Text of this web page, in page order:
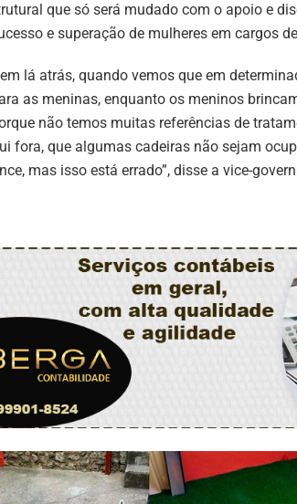
que só será mudado com o apoio e
e superação de mulheres em cargos
lá atrás, quando vemos que em
as meninas, enquanto os meninos
não temos muitas referências de
fora, que algumas cadeiras não sejam
mas isso está errado”, disse a vice-